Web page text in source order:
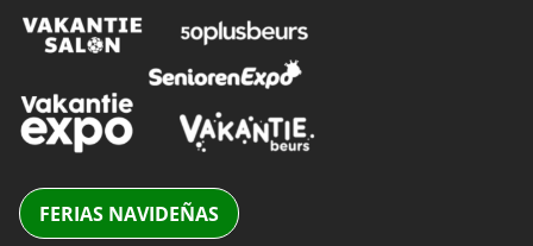
FERIAS NAVIDEÑAS